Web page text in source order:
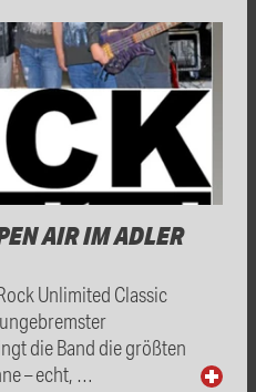
AIR IM ADLER
Unlimited Classic
die Band die größten
– echt, …